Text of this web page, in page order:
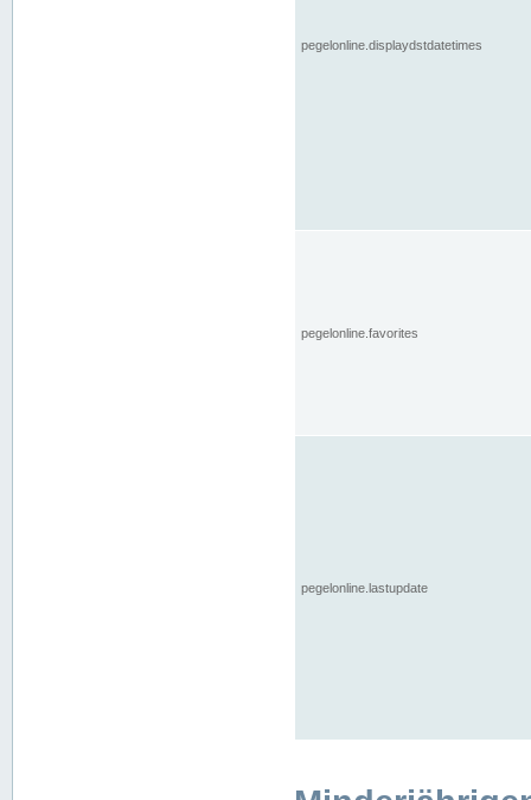
pegelonline.displaydstdatetimes
pegelonline.favorites
pegelonline.lastupdate